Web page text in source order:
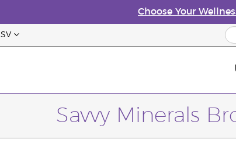
Choose Your
SV
Savvy Minerals